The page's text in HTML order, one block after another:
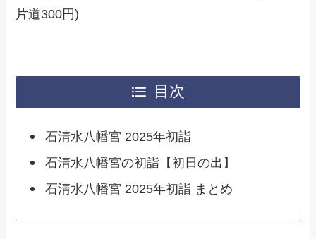
片道300円)
目次
石清水八幡宮 2025年初詣
石清水八幡宮の初詣【初日の出】
石清水八幡宮 2025年初詣 まとめ